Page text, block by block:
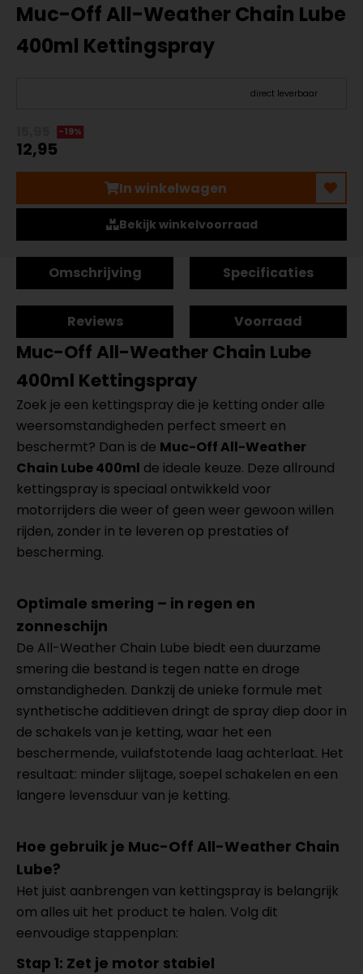
Muc-Off All-Weather Chain Lube
400ml Kettingspray
direct leverbaar
-19%
12,95
In winkelwagen
Bekijk winkelvoorraad
Omschrijving Specificaties
Reviews Voorraad
Muc-Off All-Weather Chain Lube
400ml Kettingspray
Zoek je een kettingspray die je ketting onder alle
weersomstandigheden perfect smeert en
beschermt? Dan is de Muc-Off All-Weather
Chain Lube 400ml de ideale keuze. Deze allround
kettingspray is speciaal ontwikkeld voor
motorrijders die weer of geen weer gewoon willen
rijden, zonder in te leveren op prestaties of
bescherming.
Optimale smering – in regen en
zonneschijn
De All-Weather Chain Lube biedt een duurzame
smering die bestand is tegen natte en droge
omstandigheden. Dankzij de unieke formule met
synthetische additieven dringt de spray diep door in
de schakels van je ketting, waar het een
beschermende, vuilafstotende laag achterlaat. Het
resultaat: minder slijtage, soepel schakelen en een
langere levensduur van je ketting.
Hoe gebruik je Muc-Off All-Weather Chain
Lube?
Het juist aanbrengen van kettingspray is belangrijk
om alles uit het product te halen. Volg dit
eenvoudige stappenplan:
Stap 1: Zet je motor stabiel